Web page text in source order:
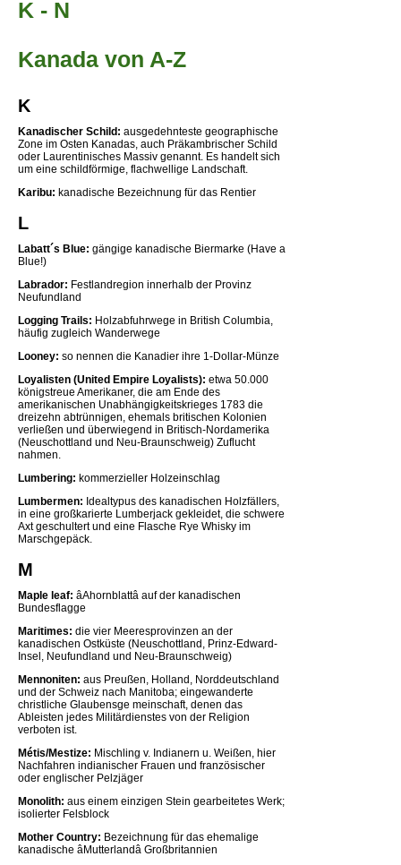
K - N
Kanada von A-Z
K
Kanadischer Schild: ausgedehnteste geographische
Zone im Osten Kanadas, auch Präkambrischer Schild
oder Laurentinisches Massiv genannt. Es handelt sich
um eine schildförmige, flachwellige Landschaft.
Karibu: kanadische Bezeichnung für das Rentier
L
Labatt´s Blue: gängige kanadische Biermarke (Have a
Blue!)
Labrador: Festlandregion innerhalb der Provinz
Neufundland
Logging Trails: Holzabfuhrwege in British Columbia,
häufig zugleich Wanderwege
Looney: so nennen die Kanadier ihre 1-Dollar-Münze
Loyalisten (United Empire Loyalists): etwa 50.000
königstreue Amerikaner, die am Ende des
amerikanischen Unabhängigkeitskrieges 1783 die
dreizehn abtrünnigen, ehemals britischen Kolonien
verließen und überwiegend in Britisch-Nordamerika
(Neuschottland und Neu-Braunschweig) Zuflucht
nahmen.
Lumbering: kommerzieller Holzeinschlag
Lumbermen: Idealtypus des kanadischen Holzfällers,
in eine großkarierte Lumberjack gekleidet, die schwere
Axt geschultert und eine Flasche Rye Whisky im
Marschgepäck.
M
Maple leaf: âAhornblattâ auf der kanadischen
Bundesflagge
Maritimes: die vier Meeresprovinzen an der
kanadischen Ostküste (Neuschottland, Prinz-Edward-
Insel, Neufundland und Neu-Braunschweig)
Mennoniten: aus Preußen, Holland, Norddeutschland
und der Schweiz nach Manitoba; eingewanderte
christliche Glaubensge meinschaft, denen das
Ableisten jedes Militärdienstes von der Religion
verboten ist.
Métis/Mestize: Mischling v. Indianern u. Weißen, hier
Nachfahren indianischer Frauen und französischer
oder englischer Pelzjäger
Monolith: aus einem einzigen Stein gearbeitetes Werk;
isolierter Felsblock
Mother Country: Bezeichnung für das ehemalige
kanadische âMutterlandâ Großbritannien